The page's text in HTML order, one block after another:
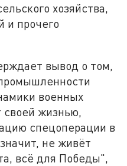
хозяйства,
и прочего
вывод о том,
военных
своей жизнью,
спецоперации в
не живёт
всё для Победы",